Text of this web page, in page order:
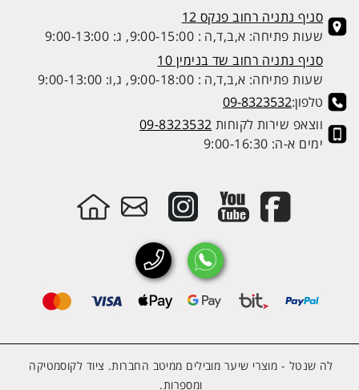
סניף נתניה רחוב פנקס 12
שעות פתיחה: א,ב,ד,ה : 9:00-15:00, ג: 9:00-13:00
סניף נתניה רחוב שד בנימין 10
שעות פתיחה: א,ב,ד,ה : 9:00-18:00, ג,ו: 9:00-13:00
טלפון:09-8323532
ווצאפ שירות לקוחות 09-8323532
ימים א-ה: 9:00-16:30
לה שנטל - מוצרי שיער מובילים ממיטב החברות. ציוד לקוסמטיקה
ומספרות.